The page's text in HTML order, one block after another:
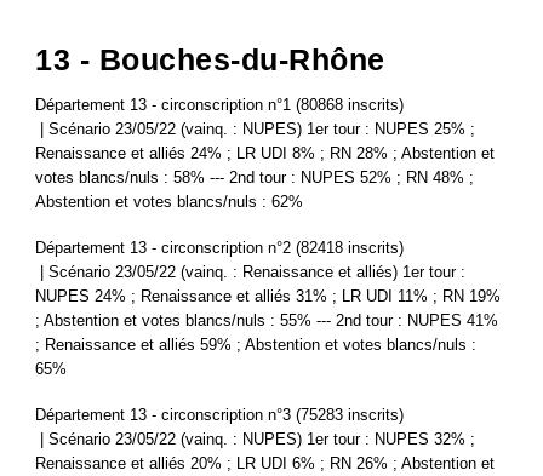
13 - Bouches-du-Rhône
Département 13 - circonscription n°1 (80868 inscrits)
| Scénario 23/05/22 (vainq. : NUPES) 1er tour : NUPES 25% ;
Renaissance et alliés 24% ; LR UDI 8% ; RN 28% ; Abstention et
votes blancs/nuls : 58% --- 2nd tour : NUPES 52% ; RN 48% ;
Abstention et votes blancs/nuls : 62%
Département 13 - circonscription n°2 (82418 inscrits)
| Scénario 23/05/22 (vainq. : Renaissance et alliés) 1er tour :
NUPES 24% ; Renaissance et alliés 31% ; LR UDI 11% ; RN 19%
; Abstention et votes blancs/nuls : 55% --- 2nd tour : NUPES 41%
; Renaissance et alliés 59% ; Abstention et votes blancs/nuls :
65%
Département 13 - circonscription n°3 (75283 inscrits)
| Scénario 23/05/22 (vainq. : NUPES) 1er tour : NUPES 32% ;
Renaissance et alliés 20% ; LR UDI 6% ; RN 26% ; Abstention et